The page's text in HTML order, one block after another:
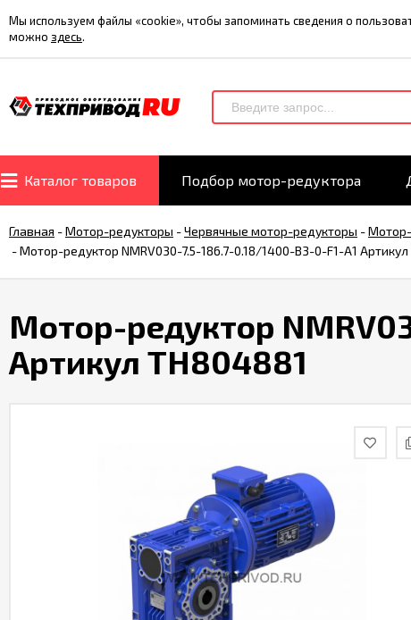
Мы используем файлы «cookie», чтобы запоминать сведения о
можно здесь.
Каталог товаров Подбор мотор-редуктора
Главная -Мотор-редукторы -Червячные мотор-редукторы -Мотор-
-Мотор-редуктор NMRV030-7.5-186.7-0.18/1400-B3-0-F1-A1 Артикул
Мотор-редуктор
Артикул TH804881